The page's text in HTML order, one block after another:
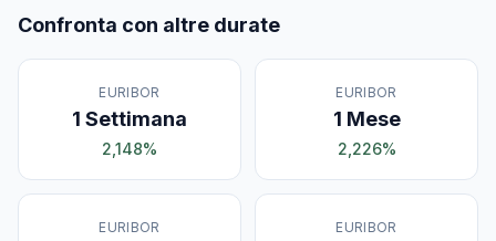
Confronta con altre durate
EURIBOR
1 Settimana
2,148%
EURIBOR
1 Mese
2,226%
EURIBOR EURIBOR